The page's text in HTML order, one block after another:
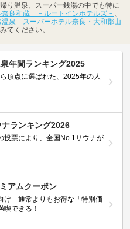
り温泉、スーパー銭湯の中でも特に
奈良和蔵 －ルートインホテルズ－
温泉 スーパーホテル奈良・大和郡山
てください。
年間ランキング2025
頂点に選ばれた、2025年の人
ランキング2026
投票により、全国No.1サウナが
アムクーポン
け 通常よりもお得な「特別価
喫できる！